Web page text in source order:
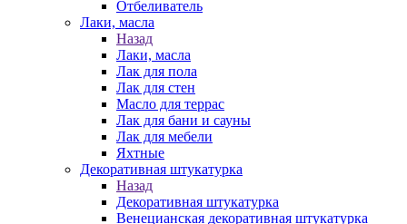
Отбеливатель
Лаки, масла
Назад
Лаки, масла
Лак для пола
Лак для стен
Масло для террас
Лак для бани и сауны
Лак для мебели
Яхтные
Декоративная штукатурка
Назад
Декоративная штукатурка
Венецианская декоративная штукатурка